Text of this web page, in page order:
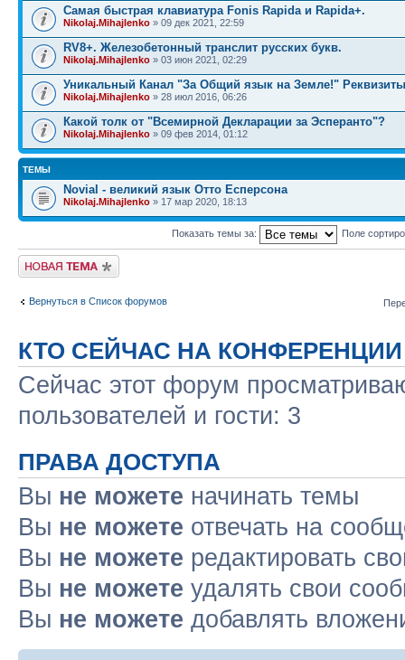
Самая быстрая клавиатура Fonis Rapida и Rapida+.
Nikolaj.Mihajlenko » 09 дек 2021, 22:59
RV8+. Железобетонный транслит русских букв.
Nikolaj.Mihajlenko » 03 июн 2021, 02:29
Уникальный Канал "За Общий язык на Земле!"
Nikolaj.Mihajlenko » 28 июл 2016, 06:26
Какой толк от "Всемирной Декларации за Эсперанто"?
Nikolaj.Mihajlenko » 09 фев 2014, 01:12
ТЕМЫ
Novial - великий язык Отто Есперсона
Nikolaj.Mihajlenko » 17 мар 2020, 18:13
Показать темы за: Поле
Новая тема
Вернуться в Список форумов
КТО СЕЙЧАС НА КОНФЕРЕНЦИИ
Сейчас этот форум
пользователей и гости: 3
ПРАВА ДОСТУПА
Вы не можете начинать темы
Вы не можете отвечать на
Вы не можете редактировать
Вы не можете удалять свои
Вы не можете добавлять